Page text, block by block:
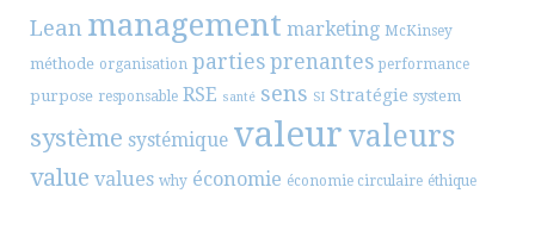
Lean management marketing McKinsey
méthode organisation parties prenantes performance
purpose responsable RSE santé sens SI Stratégie system
système systémique valeur valeurs
value values why économie économie circulaire éthique